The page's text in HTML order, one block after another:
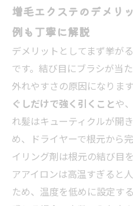
増毛エクステのデメリ
例も丁寧に解説
デメリットとしてまず挙が
です。結び目にブラシが当
外れやすさの原因になります
ぐしだけで強く引くことや
れ髪はキューティクルが開
め、ドライヤーで根元から
イリング剤は根元の結び目
アアイロンは高温すぎると
ため、温度を低めに設定す